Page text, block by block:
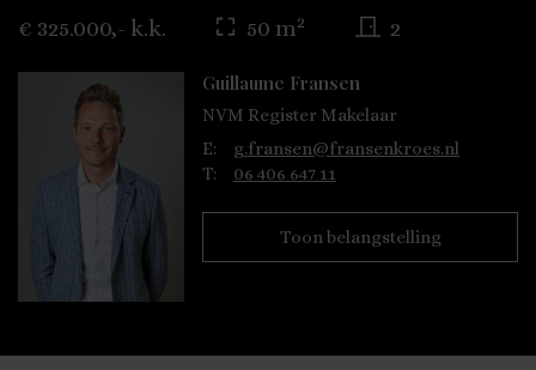
€ 325.000,- k.k.
50 m2 2
Guillaume Fransen
NVM Register Makelaar
E:
g.fransen@fransenkroes.nl
T:
06 406 647 11
Toon belangstelling